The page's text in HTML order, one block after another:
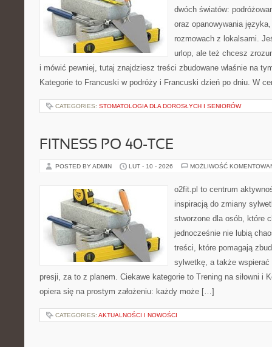
dwóch światów:
oraz opanowywania
rozmowach z lokalsami.
urlop, ale też chcesz
i mówić pewniej, tutaj znajdziesz treści zbudowane właśnie na
Kategorie to Francuski w podróży i Francuski dzień po dniu. W
CATEGORIES: STOMATOLOGIA DLA DOROSŁYCH I SENIORÓW
FITNESS PO 40-TCE
POSTED BY ADMIN LUT - 10 - 2026 MOŻLIWOŚĆ
o2fit.pl to centrum
inspiracją do zmiany
stworzone dla osób, które
jednocześnie nie lubią
treści, które pomagają
sylwetkę, a także
presji, za to z planem. Ciekawe kategorie to Trening na siłowni i
opiera się na prostym założeniu: każdy może […]
CATEGORIES: AKTUALNOŚCI I NOWOŚCI